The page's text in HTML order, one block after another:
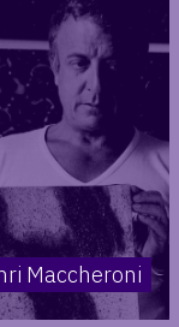
Maccheroni